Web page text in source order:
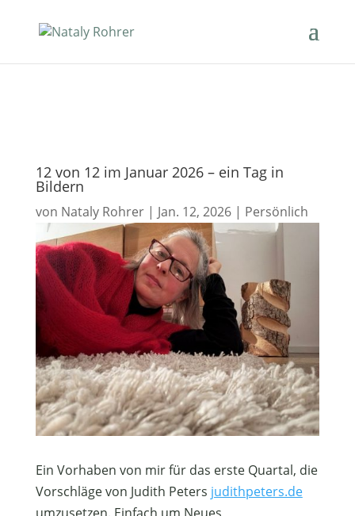
12 von 12 im Januar 2026 – ein Tag in
Bildern
von Nataly Rohrer| Jan. 12, 2026| Persönlich
Ein Vorhaben von mir für das erste Quartal, die
Vorschläge von Judith Peters judithpeters.de